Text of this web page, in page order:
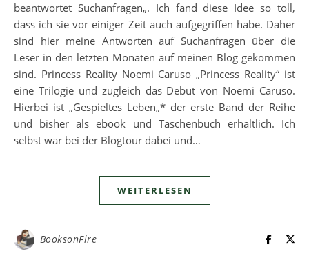
beantwortet Suchanfragen„. Ich fand diese Idee so toll,
dass ich sie vor einiger Zeit auch aufgegriffen habe. Daher
sind hier meine Antworten auf Suchanfragen über die
Leser in den letzten Monaten auf meinen Blog gekommen
sind. Princess Reality Noemi Caruso „Princess Reality“ ist
eine Trilogie und zugleich das Debüt von Noemi Caruso.
Hierbei ist „Gespieltes Leben„* der erste Band der Reihe
und bisher als ebook und Taschenbuch erhältlich. Ich
selbst war bei der Blogtour dabei und…
WEITERLESEN
BooksonFire